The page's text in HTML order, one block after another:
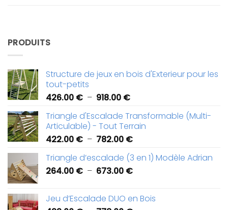
PRODUITS
Structure de jeux en bois d'Exterieur pour les
tout-petits
426.00 € – 918.00 €Plage
prix :
426.00 €
à
918.00 €
Triangle d'Escalade Transformable (Multi-
Articulable) - Tout Terrain
422.00 € – 782.00 €Plage
prix :
422.00 €
782.00 €
Triangle d’escalade (3 en 1) Modèle Adrian
264.00 € – 673.00 €Plage
264.00 €
Jeu d’Escalade DUO en Bois